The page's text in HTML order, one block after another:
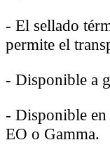
- El sellado
permite el
- Disponible a
- Disponible en
EO o Gamma.